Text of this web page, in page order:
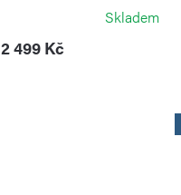
Skladem
2 499 Kč